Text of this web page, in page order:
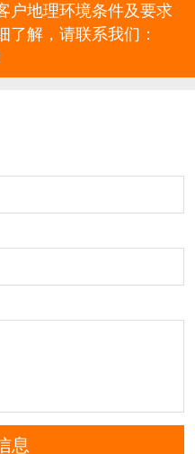
户地理环境条件及要求
了解，请联系我们：